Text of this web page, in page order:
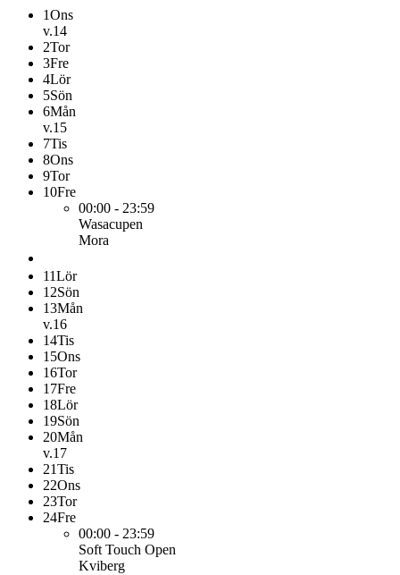
1Ons
v.14
2Tor
3Fre
4Lör
5Sön
6Mån
v.15
7Tis
8Ons
9Tor
10Fre
00:00 - 23:59
Wasacupen
Mora
11Lör
12Sön
13Mån
v.16
14Tis
15Ons
16Tor
17Fre
18Lör
19Sön
20Mån
v.17
21Tis
22Ons
23Tor
24Fre
00:00 - 23:59
Soft Touch Open
Kviberg